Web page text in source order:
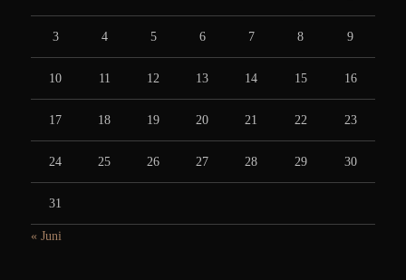
3 4 5 6 7 8 9
10 11 12 13 14 15 16
17 18 19 20 21 22 23
24 25 26 27 28 29 30
31
« Juni